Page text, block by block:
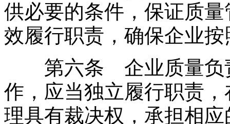
供必要的条件，保证质
效履行职责，确保企业
第六条 企业质量负责
作，应当独立履行职责
理具有裁决权，承担相